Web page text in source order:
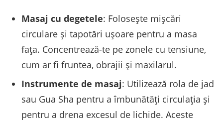
Masaj cu degetele: Folosește mișcări
circulare și tapotări ușoare pentru a masa
fața. Concentrează-te pe zonele cu tensiune,
cum ar fi fruntea, obrajii și maxilarul.
Instrumente de masaj: Utilizează rola de jad
sau Gua Sha pentru a îmbunătăți circulația și
pentru a drena excesul de lichide. Aceste